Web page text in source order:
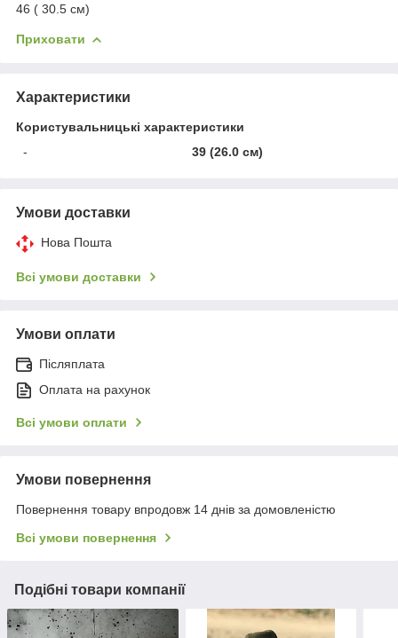
46 ( 30.5 см)
Приховати
Характеристики
Користувальницькі характеристики
-
39 (26.0 см)
Умови доставки
Нова Пошта
Всі умови доставки
Умови оплати
Післяплата
Оплата на рахунок
Всі умови оплати
Умови повернення
Повернення товару впродовж 14 днів за домовленістю
Всі умови повернення
Подібні товари компанії